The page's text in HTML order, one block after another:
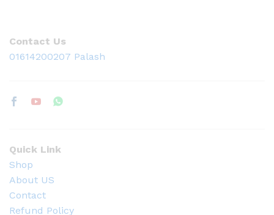
Contact Us
01614200207 Palash
Quick Link
Shop
About US
Contact
Refund Policy